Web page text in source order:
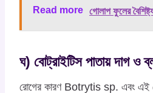
Read more গোলাপ ফুলের
ঘ) বোট্রাইটিস পাতায় দাগ ও
রোগের কারণ Botrytis sp. এবং এই